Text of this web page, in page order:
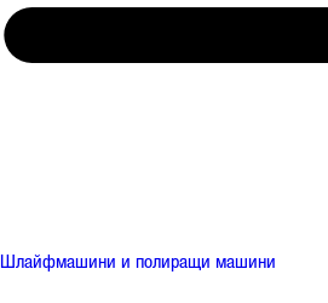
Шлайфмашини и полиращи машини